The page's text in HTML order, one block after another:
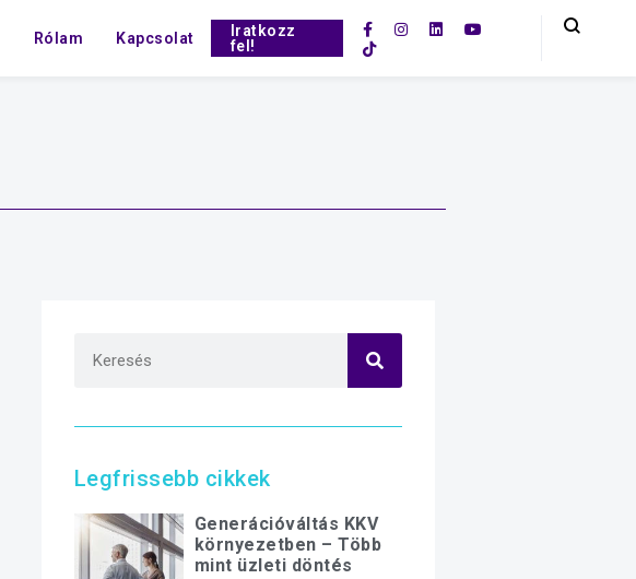
Rólam Kapcsolat
Iratkozz
fel!
Legfrissebb cikkek
Generációváltás KKV
környezetben – Több
mint üzleti döntés